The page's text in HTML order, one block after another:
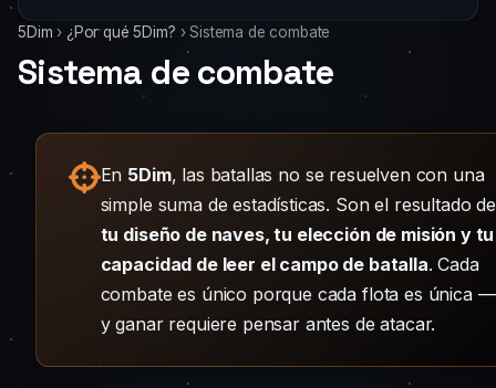
5Dim › ¿Por qué 5Dim? › Sistema de combate
Sistema de combate
En 5Dim, las batallas no se resuelven con una
simple suma de estadísticas. Son el resultado de
tu diseño de naves, tu elección de misión y tu
capacidad de leer el campo de batalla. Cada
combate es único porque cada flota es única —
y ganar requiere pensar antes de atacar.